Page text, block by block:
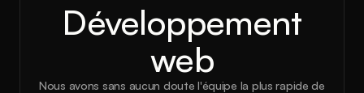
Développement
web
Nous avons sans aucun doute l'équipe la plus rapide de